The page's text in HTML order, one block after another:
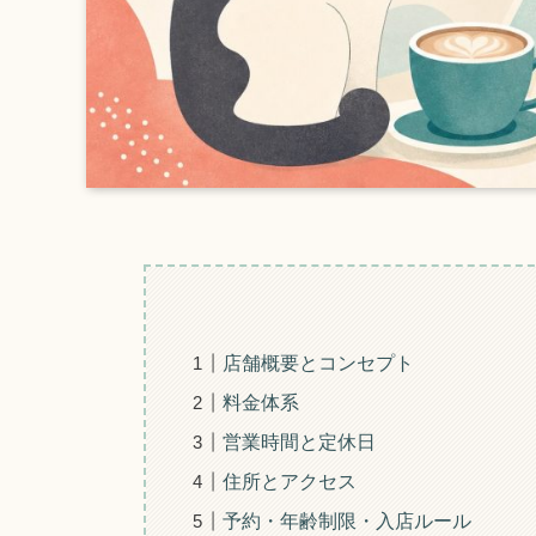
店舗概要とコンセプト
料金体系
営業時間と定休日
住所とアクセス
予約・年齢制限・入店ルール